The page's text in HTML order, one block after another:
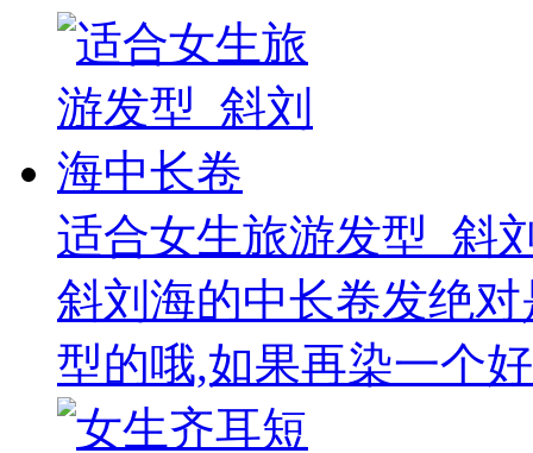
适合女生旅游发型_斜
斜刘海的中长卷发绝
型的哦,如果再染一个